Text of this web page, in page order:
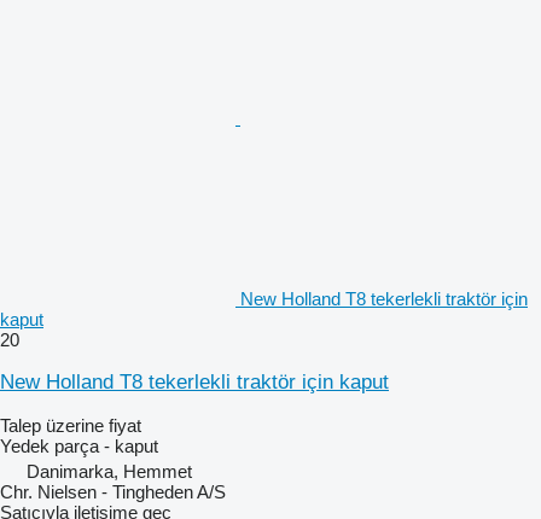
New Holland T8 tekerlekli traktör için
kaput
20
New Holland T8 tekerlekli traktör için kaput
Talep üzerine fiyat
Yedek parça - kaput
Danimarka, Hemmet
Chr. Nielsen - Tingheden A/S
Satıcıyla iletişime geç